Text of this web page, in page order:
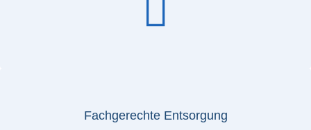
Fachgerechte Entsorgung